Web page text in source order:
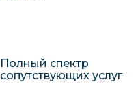
Полный спектр
сопутствующих услуг